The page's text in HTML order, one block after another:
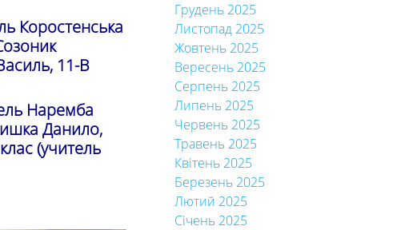
Коростенська
11-В
Наремба
Данило,
(учитель
Грудень 2025
Листопад 2025
Жовтень 2025
Вересень 2025
Серпень 2025
Липень 2025
Червень 2025
Травень 2025
Квітень 2025
Березень 2025
Лютий 2025
Січень 2025